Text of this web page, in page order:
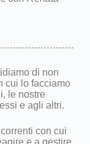
di non
cui lo facciamo
le nostre
e agli altri.
con cui
e a gestire